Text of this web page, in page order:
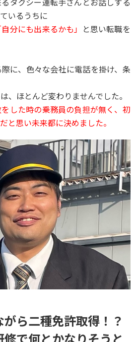
いるうちに
自分にも出来るかも」 と思い転職を
に、色々な会社に電話を掛け、条
、ほとんど変わりませんでした。
した時の乗務員の負担が無く、初
と思い未来都に決めました。
ら二種免許取得！？
で何とかなりそうと